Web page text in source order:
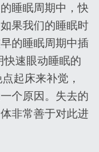
睡眠周期中，快
果我们的睡眠时
的睡眠周期中插
速眼动睡眠的
起床来补觉，
个原因。失去的
非常善于对此进